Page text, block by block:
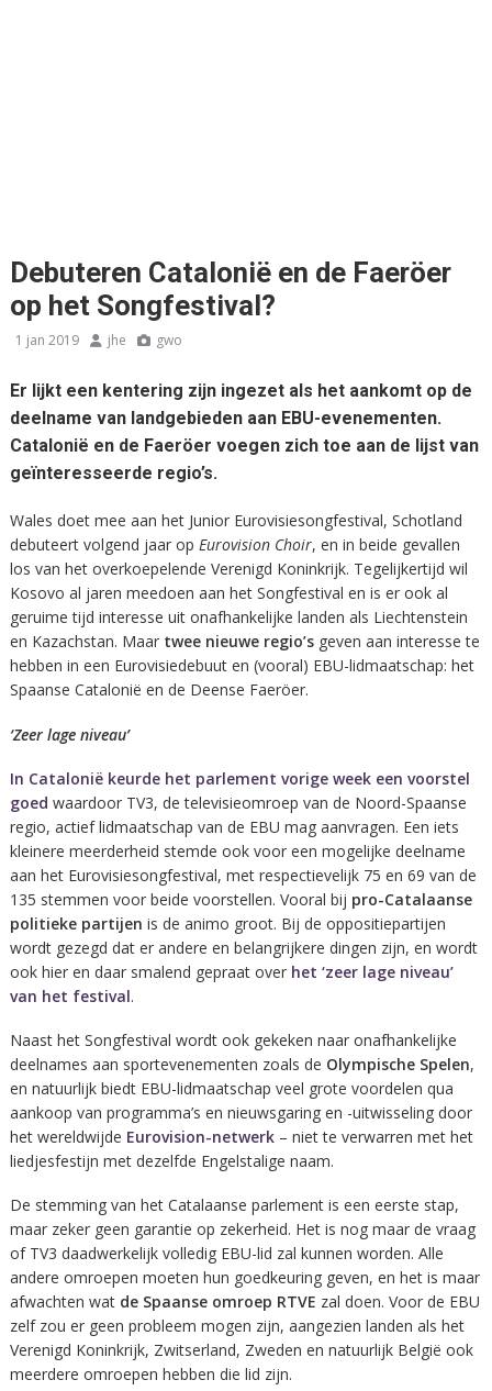
Debuteren Catalonië en de Faeröer
op het Songfestival?
1 jan 2019 jhe gwo
Er lijkt een kentering zijn ingezet als het aankomt op de
deelname van landgebieden aan EBU-evenementen.
Catalonië en de Faeröer voegen zich toe aan de lijst van
geïnteresseerde regio’s.
Wales doet mee aan het Junior Eurovisiesongfestival, Schotland
debuteert volgend jaar op Eurovision Choir, en in beide gevallen
los van het overkoepelende Verenigd Koninkrijk. Tegelijkertijd wil
Kosovo al jaren meedoen aan het Songfestival en is er ook al
geruime tijd interesse uit onafhankelijke landen als Liechtenstein
en Kazachstan. Maar twee nieuwe regio’sgeven aan interesse te
hebben in een Eurovisiedebuut en (vooral) EBU-lidmaatschap: het
Spaanse Catalonië en de Deense Faeröer.
‘Zeer lage niveau’
In Catalonië keurde het parlement vorige week een voorstel
goed waardoor TV3, de televisieomroep van de Noord-Spaanse
regio, actief lidmaatschap van de EBU mag aanvragen. Een iets
kleinere meerderheid stemde ook voor een mogelijke deelname
aan het Eurovisiesongfestival, met respectievelijk 75 en 69 van de
135 stemmen voor beide voorstellen. Vooral bij pro-Catalaanse
politieke partijen is de animo groot. Bij de oppositiepartijen
wordt gezegd dat er andere en belangrijkere dingen zijn, en wordt
ook hier en daar smalend gepraat over het ‘zeer lage niveau’
van het festival.
Naast het Songfestival wordt ook gekeken naar onafhankelijke
deelnames aan sportevenementen zoals de Olympische Spelen,
en natuurlijk biedt EBU-lidmaatschap veel grote voordelen qua
aankoop van programma’s en nieuwsgaring en -uitwisseling door
het wereldwijde Eurovision-netwerk– niet te verwarren met het
liedjesfestijn met dezelfde Engelstalige naam.
De stemming van het Catalaanse parlement is een eerste stap,
maar zeker geen garantie op zekerheid. Het is nog maar de vraag
of TV3 daadwerkelijk volledig EBU-lid zal kunnen worden. Alle
andere omroepen moeten hun goedkeuring geven, en het is maar
afwachten wat de Spaanse omroep RTVE zal doen. Voor de EBU
zelf zou er geen probleem mogen zijn, aangezien landen als het
Verenigd Koninkrijk, Zwitserland, Zweden en natuurlijk België ook
meerdere omroepen hebben die lid zijn.